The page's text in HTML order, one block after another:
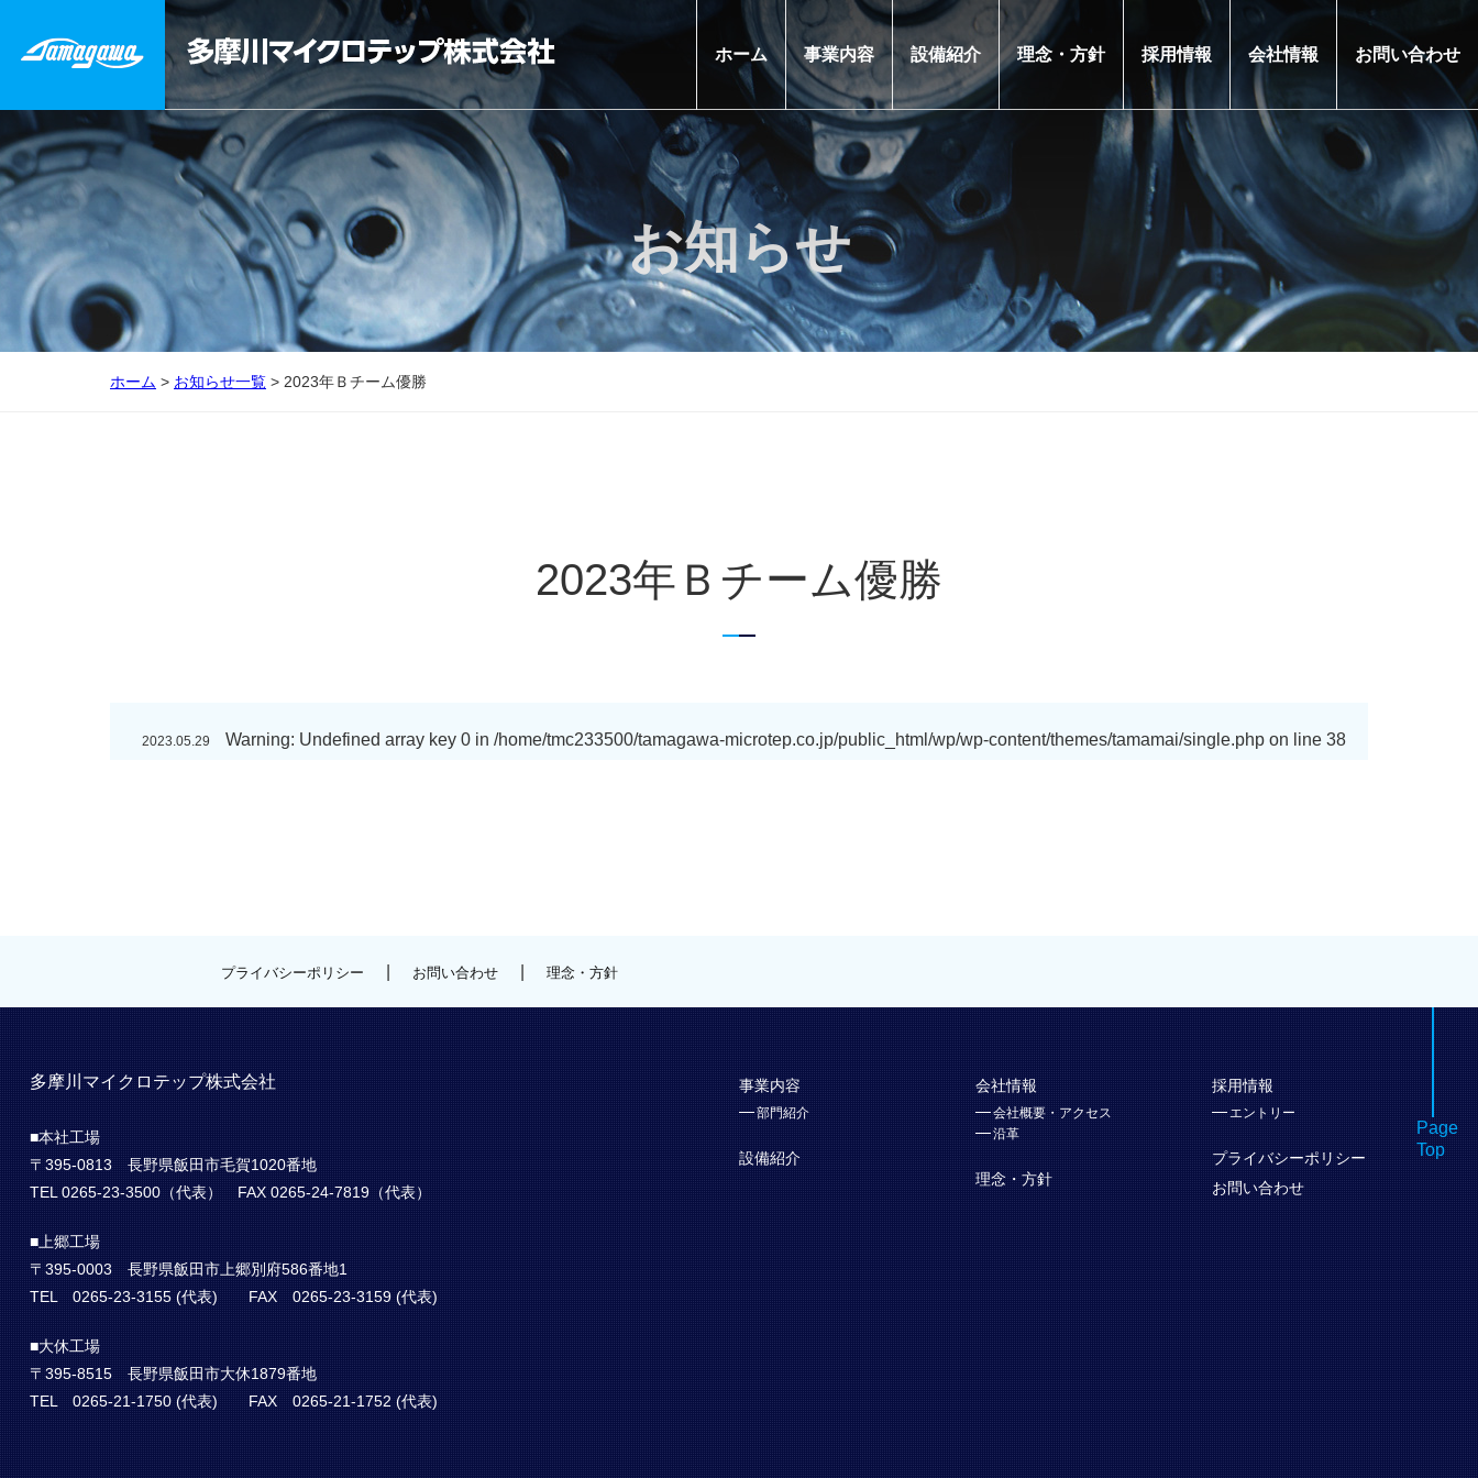
ホーム 事業内容 設備紹介 理念・方針 採用情報 会社情報 お問い合わせ
お知らせ
ホーム > お知らせ一覧 > 2023年Ｂチーム優勝
2023年Ｂチーム優勝
2023.05.29 Warning: Undefined array key 0 in /home/tmc233500/tamagawa-microtep.co.jp/public_html/wp/wp-content/themes/tamamai/single.php on line 38
プライバシーポリシー お問い合わせ| 理念・方針
多摩川マイクロテップ株式会社
■本社工場
〒395-0813 長野県飯田市毛賀1020番地
TEL 0265-23-3500（代表） FAX 0265-24-7819（代表）
■上郷工場
〒395-0003 長野県飯田市上郷別府586番地1
TEL 0265-23-3155 (代表) FAX 0265-23-3159 (代表)
■大休工場
〒395-8515 長野県飯田市大休1879番地
TEL 0265-21-1750 (代表) FAX 0265-21-1752 (代表)
事業内容
部門紹介
設備紹介
会社情報
会社概要・アクセス
沿革
理念・方針
採用情報
エントリー
プライバシーポリシー
お問い合わせ
Page
Top